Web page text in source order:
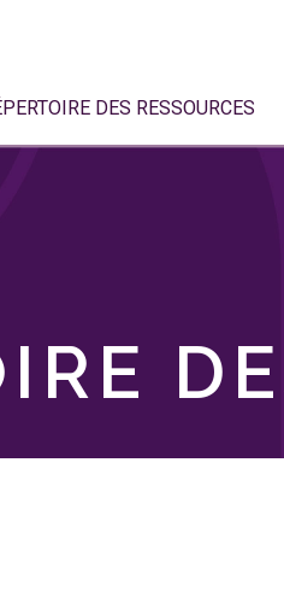
DES RESSOURCES